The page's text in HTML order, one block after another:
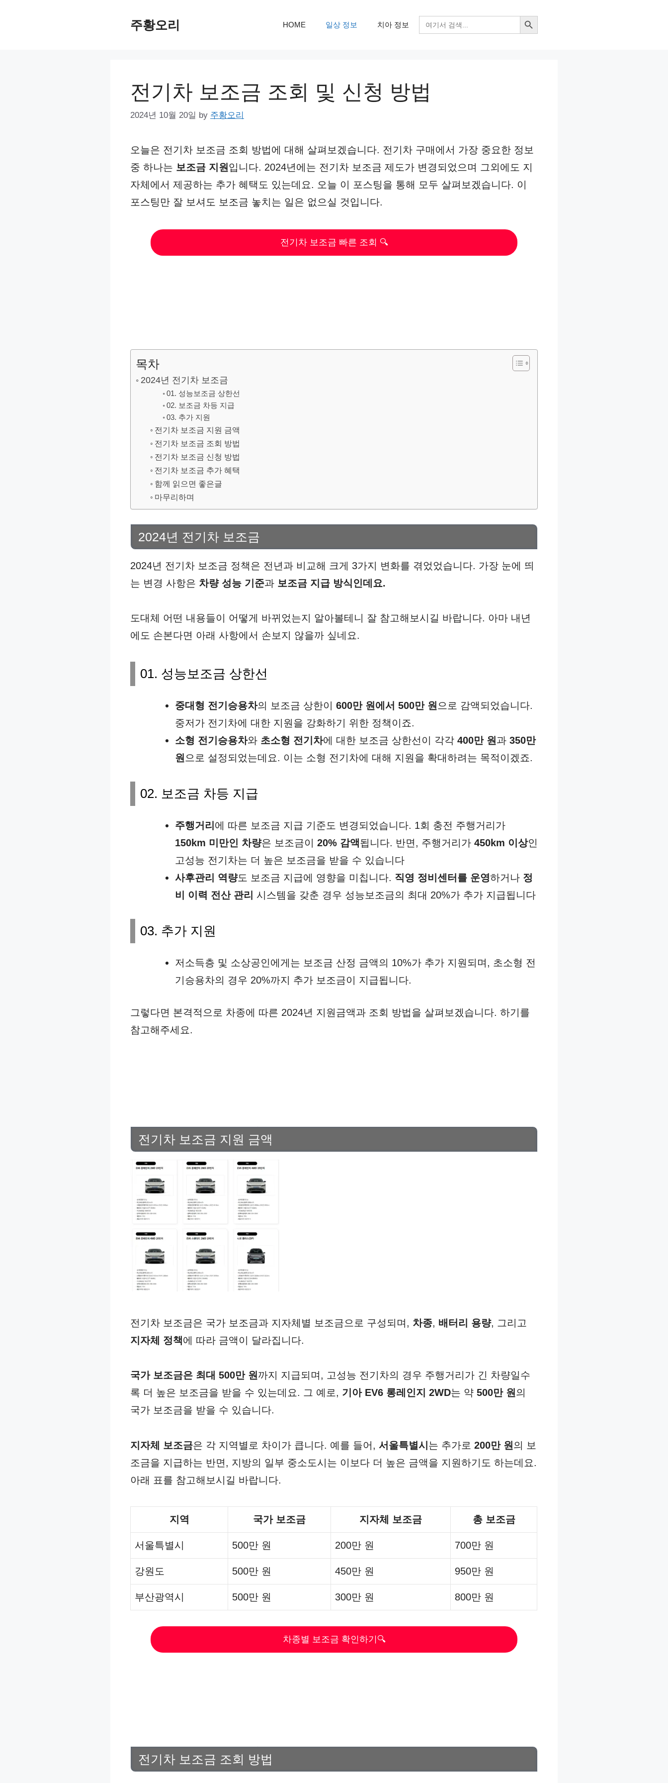
주황오리 HOME 일상 정보 치아 정보
검
색:
검색 버튼
전기차 보조금 조회 및 신청 방법
2024년 10월 20일 by 주황오리
오늘은 전기차 보조금 조회 방법에 대해 살펴보겠습니다. 전기차 구매에서 가장 중요한 정보
중 하나는 보조금 지원입니다. 2024년에는 전기차 보조금 제도가 변경되었으며 그외에도 지
자체에서 제공하는 추가 혜택도 있는데요. 오늘 이 포스팅을 통해 모두 살펴보겠습니다. 이
포스팅만 잘 보셔도 보조금 놓치는 일은 없으실 것입니다.
전기차 보조금 빠른 조회 🔍
목차
2024년 전기차 보조금
01. 성능보조금 상한선
02. 보조금 차등 지급
03. 추가 지원
전기차 보조금 지원 금액
전기차 보조금 조회 방법
전기차 보조금 신청 방법
전기차 보조금 추가 혜택
함께 읽으면 좋은글
마무리하며
2024년 전기차 보조금
2024년 전기차 보조금 정책은 전년과 비교해 크게 3가지 변화를 겪었었습니다. 가장 눈에 띄
는 변경 사항은 차량 성능 기준과 보조금 지급 방식인데요.
도대체 어떤 내용들이 어떻게 바뀌었는지 알아볼테니 잘 참고해보시길 바랍니다. 아마 내년
에도 손본다면 아래 사항에서 손보지 않을까 싶네요.
01. 성능보조금 상한선
중대형 전기승용차의 보조금 상한이 600만 원에서 500만 원 으로 감액되었습니다.
중저가 전기차에 대한 지원을 강화하기 위한 정책이죠.
소형 전기승용차와 초소형 전기차에 대한 보조금 상한선이 각각 400만 원 과 350만
원 으로 설정되었는데요. 이는 소형 전기차에 대해 지원을 확대하려는 목적이겠죠.
02. 보조금 차등 지급
주행거리 에 따른 보조금 지급 기준도 변경되었습니다. 1회 충전 주행거리가
150km 미만인 차량은 보조금이 20% 감액됩니다​. 반면, 주행거리가 450km 이상인
고성능 전기차는 더 높은 보조금을 받을 수 있습니다​
사후관리 역량도 보조금 지급에 영향을 미칩니다. 직영 정비센터를 운영하거나 정
비 이력 전산 관리 시스템을 갖춘 경우 성능보조금의 최대 20%가 추가 지급됩니다​
03. 추가 지원
저소득층 및 소상공인에게는 보조금 산정 금액의 10%가 추가 지원되며, 초소형 전
기승용차의 경우 20%까지 추가 보조금이 지급됩니다.
그렇다면 본격적으로 차종에 따른 2024년 지원금액과 조회 방법을 살펴보겠습니다. 하기를
참고해주세요.
전기차 보조금 지원 금액
전기차 보조금은 국가 보조금과 지자체별 보조금으로 구성되며, 차종, 배터리 용량, 그리고
지자체 정책에 따라 금액이 달라집니다.
국가 보조금은 최대 500만 원 까지 지급되며, 고성능 전기차의 경우 주행거리가 긴 차량일수
록 더 높은 보조금을 받을 수 있는데요. 그 예로, 기아 EV6 롱레인지 2WD는 약 500만 원 의
국가 보조금을 받을 수 있습니다​.
지자체 보조금은 각 지역별로 차이가 큽니다. 예를 들어, 서울특별시는 추가로 200만 원의 보
조금을 지급하는 반면, 지방의 일부 중소도시는 이보다 더 높은 금액을 지원하기도 하는데요.
아래 표를 참고해보시길 바랍니다.
지역 국가 보조금 지자체 보조금 총 보조금
서울특별시 500만 원 200만 원 700만 원
강원도 500만 원 450만 원 950만 원
부산광역시 500만 원 300만 원 800만 원
차종별 보조금 확인하기🔍
전기차 보조금 조회 방법